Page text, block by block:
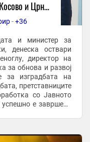
и Црна
-+36
и министер за
денеска оствари
директор на
за обнова и развој
за изградбата на
претставниците
со Јавното
е завршена